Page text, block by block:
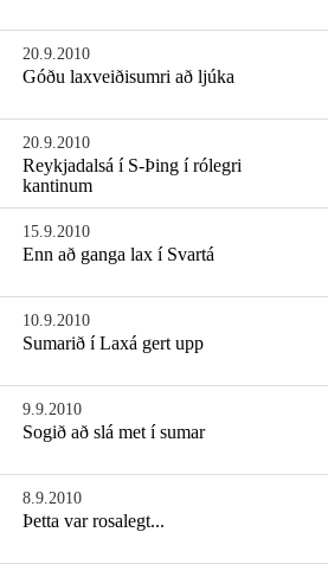
20.9.2010
Góðu laxveiðisumri að ljúka
20.9.2010
Reykjadalsá í S-Þing í rólegri
kantinum
15.9.2010
Enn að ganga lax í Svartá
10.9.2010
Sumarið í Laxá gert upp
9.9.2010
Sogið að slá met í sumar
8.9.2010
Þetta var rosalegt...